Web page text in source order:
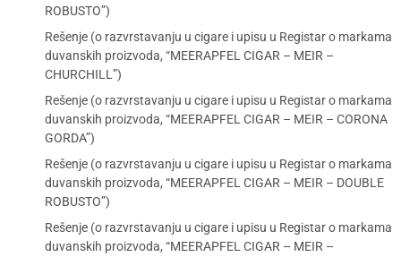
ROBUSTO”)
Rešenje (o razvrstavanju u cigare i upisu u Registar o markama
duvanskih proizvoda, “MEERAPFEL CIGAR – MEIR –
CHURCHILL”)
Rešenje (o razvrstavanju u cigare i upisu u Registar o markama
duvanskih proizvoda, “MEERAPFEL CIGAR – MEIR – CORONA
GORDA”)
Rešenje (o razvrstavanju u cigare i upisu u Registar o markama
duvanskih proizvoda, “MEERAPFEL CIGAR – MEIR – DOUBLE
ROBUSTO”)
Rešenje (o razvrstavanju u cigare i upisu u Registar o markama
duvanskih proizvoda, “MEERAPFEL CIGAR – MEIR –